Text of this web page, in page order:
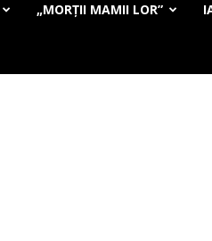
„MORȚII MAMII LOR”